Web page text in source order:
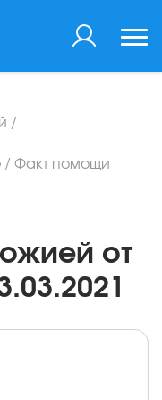
/
/ Факт помощи
от